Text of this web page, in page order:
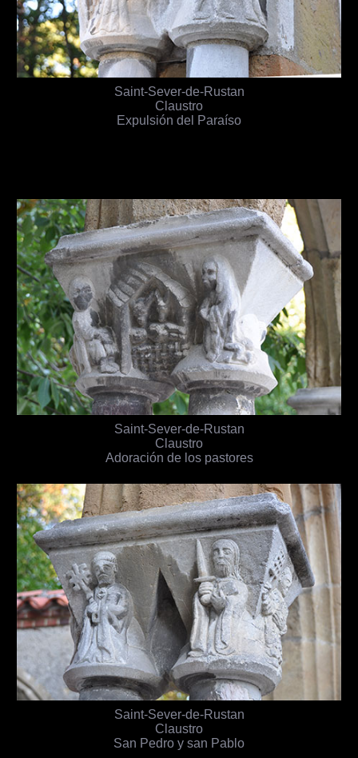
Saint-Sever-de-Rustan
Claustro
Expulsión del Paraíso
Saint-Sever-de-Rustan
Claustro
Adoración de los pastores
Saint-Sever-de-Rustan
Claustro
San Pedro y san Pablo